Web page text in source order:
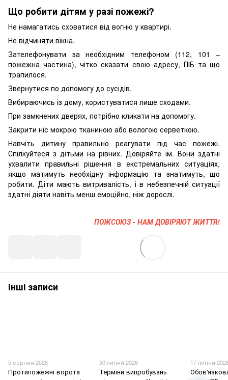
Що робити дітям у разі пожежі?
Не намагатись сховатися від вогню у квартирі.
Не відчиняти вікна.
Зателефонувати за необхідним телефоном (112, 101 –
пожежна частина), чітко сказати свою адресу, ПІБ та що
трапилося.
Звернутися по допомогу до сусідів.
Вибираючись із дому, користуватися лише сходами.
При замкнених дверях, потрібно кликати на допомогу.
Закрити ніс мокрою тканиною або вологою серветкою.
Навчіть дитину правильно реагувати під час пожежі.
Спілкуйтеся з дітьми на рівних. Довіряйте їм. Вони здатні
ухвалити правильні рішення в екстремальних ситуаціях,
якщо матимуть необхідну інформацію та знатимуть, що
робити. Діти мають витривалість, і в небезпечній ситуації
здатні діяти навіть менш емоційно, ніж дорослі.
ПОЖСОЮЗ - НАМ ДОВІРЯЮТ ЖИТТЯ!
Інші записи
5 серпня 2026
Протипожежні ворота
30 липня 2026
Терміни випробувань
17 липня